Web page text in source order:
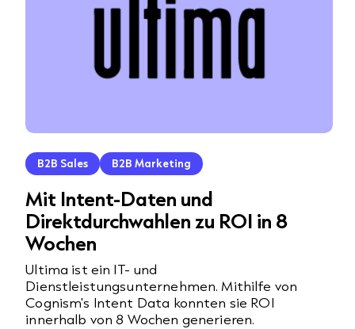
B2B Sales B2B Marketing
Mit Intent-Daten und
Direktdurchwahlen zu ROI in 8
Wochen
Ultima ist ein IT- und
Dienstleistungsunternehmen. Mithilfe von
Cognism's Intent Data konnten sie ROI
innerhalb von 8 Wochen generieren.